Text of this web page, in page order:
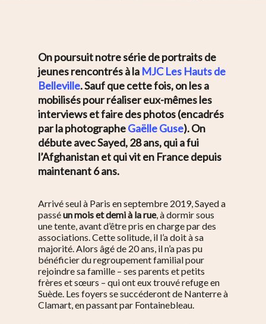
On poursuit notre série de portraits de
jeunes rencontrés à la MJC Les Hauts de
Belleville. Sauf que cette fois, on les a
mobilisés pour réaliser eux-mêmes les
interviews et faire des photos (encadrés
par la photographeGaëlle Guse). On
débute avec Sayed, 28 ans, qui a fui
l’Afghanistan et qui vit en France depuis
maintenant 6 ans.
Arrivé seul à Paris en septembre 2019, Sayed a
passéun mois et demi à la rue, à dormir sous
une tente, avant d’être pris en charge par des
associations. Cette solitude, il l’a doit à sa
majorité. Alors âgé de 20 ans, iln’a pas pu
bénéficier du regroupement familial pour
rejoindre sa famille – ses parents et petits
frères et sœurs – qui ont eux trouvé refuge en
Suède. Les foyers se succéderont de Nanterre à
Clamart, en passant par Fontainebleau.